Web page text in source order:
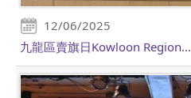
12/06/2025
九龍區賣旗日Kowloon Region...